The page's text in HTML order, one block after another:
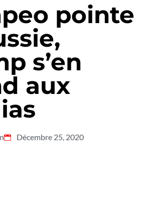
pointe
s’en
aux
Décembre 25, 2020